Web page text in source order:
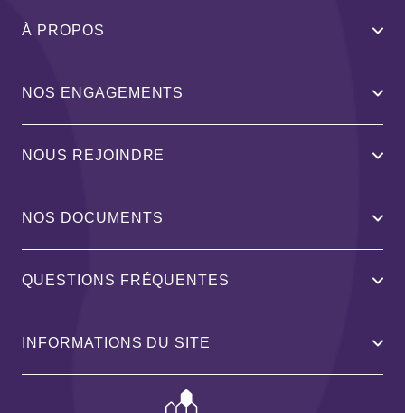
À PROPOS
NOS ENGAGEMENTS
NOUS REJOINDRE
NOS DOCUMENTS
QUESTIONS FRÉQUENTES
INFORMATIONS DU SITE